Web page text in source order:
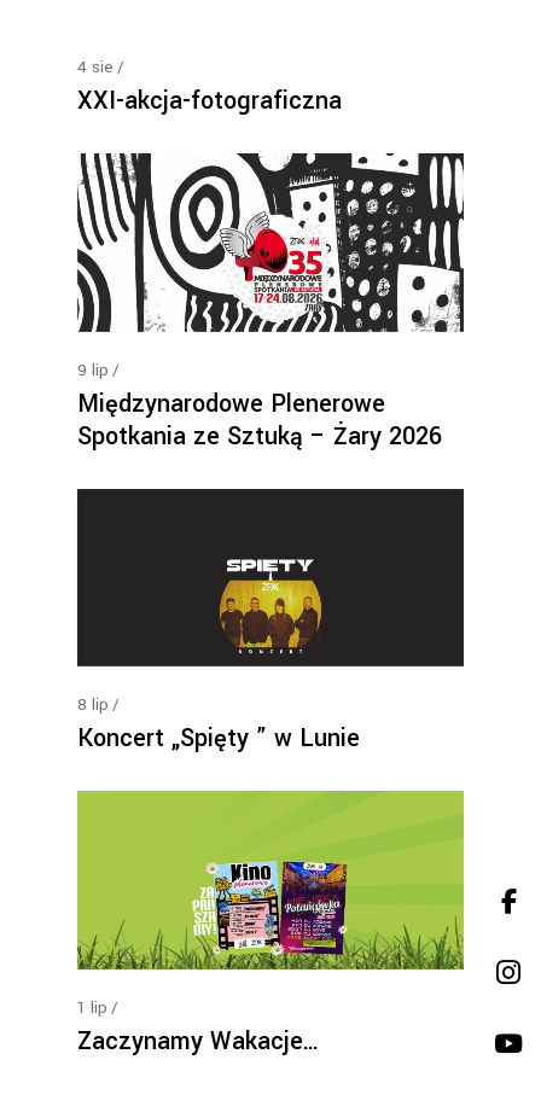
4 sie
XXI-akcja-fotograficzna
9 lip
Międzynarodowe Plenerowe
Spotkania ze Sztuką – Żary 2026
8 lip
Koncert „Spięty ” w Lunie
1 lip
Zaczynamy Wakacje…